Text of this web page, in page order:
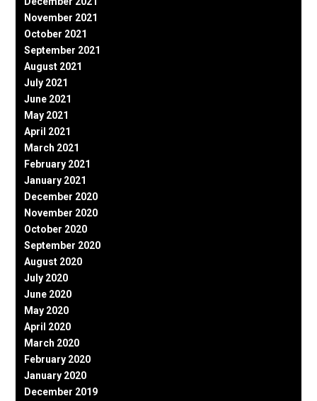
November 2021
October 2021
September 2021
August 2021
July 2021
June 2021
May 2021
April 2021
March 2021
February 2021
January 2021
December 2020
November 2020
October 2020
September 2020
August 2020
July 2020
June 2020
May 2020
April 2020
March 2020
February 2020
January 2020
December 2019